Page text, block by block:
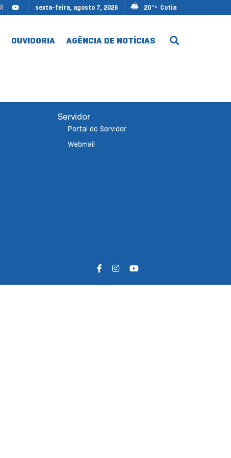
sexta-feira, agosto 7, 2026 20 °C Cotia
OUVIDORIA AGÊNCIA DE NOTÍCIAS
Servidor
Portal do Servidor
Webmail